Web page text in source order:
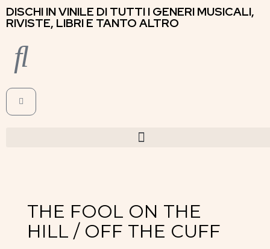
DISCHI IN VINILE DI TUTTI I GENERI MUSICALI,
RIVISTE, LIBRI E TANTO ALTRO
THE FOOL ON THE
HILL / OFF THE CUFF